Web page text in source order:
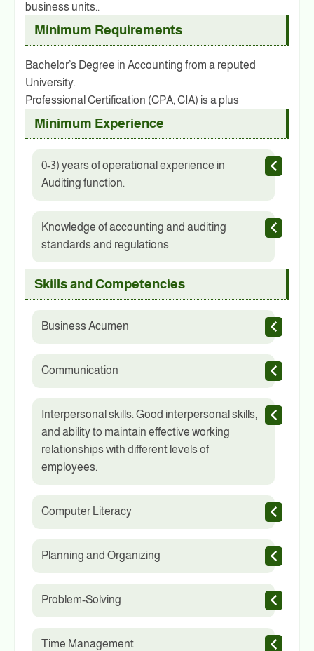
business units..
Minimum Requirements
Bachelor’s Degree in Accounting from a reputed
University.
Professional Certification (CPA, CIA) is a plus
Minimum Experience
0-3) years of operational experience in
Auditing function.
Knowledge of accounting and auditing
standards and regulations
Skills and Competencies
Business Acumen
Communication
Interpersonal skills: Good interpersonal skills,
and ability to maintain effective working
relationships with different levels of
employees.
Computer Literacy
Planning and Organizing
Problem-Solving
Time Management